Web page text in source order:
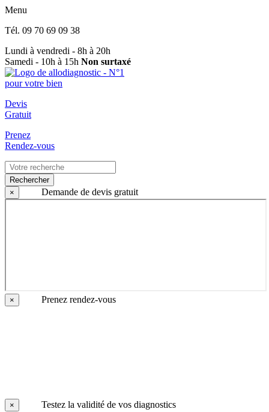
Menu
Tél. 09 70 69 09 38
Lundi à vendredi - 8h à 20h
Samedi - 10h à 15h Non surtaxé
Devis
Gratuit
Prenez
Rendez-vous
Rechercher
×
Demande de devis gratuit
× Prenez rendez-vous
× Testez la validité de vos diagnostics